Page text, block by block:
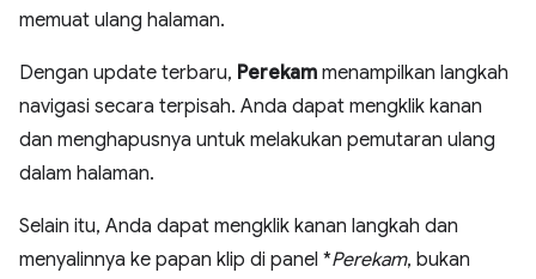
memuat ulang halaman.
Dengan update terbaru, Perekam menampilkan langkah
navigasi secara terpisah. Anda dapat mengklik kanan
dan menghapusnya untuk melakukan pemutaran ulang
dalam halaman.
Selain itu, Anda dapat mengklik kanan langkah dan
menyalinnya ke papan klip di panel *Perekam, bukan